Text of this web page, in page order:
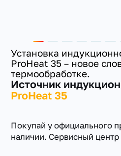
Источник
ProHeat 35
Покупай у официального
наличии. Сервисный центр
Установка
ProHeat 35 – новое
термообработке.